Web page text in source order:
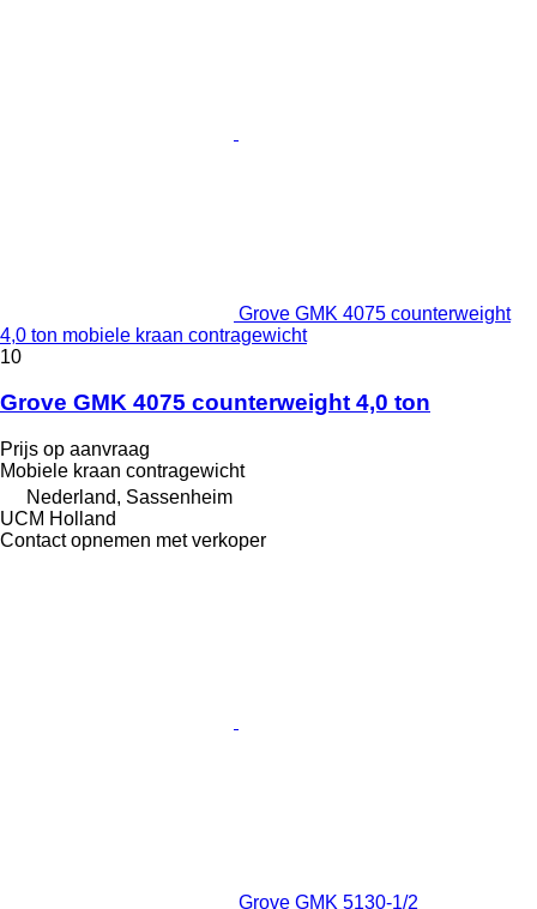
Grove GMK 4075 counterweight
4,0 ton mobiele kraan contragewicht
10
Grove GMK 4075 counterweight 4,0 ton
Prijs op aanvraag
Mobiele kraan contragewicht
Nederland, Sassenheim
UCM Holland
Contact opnemen met verkoper
Grove GMK 5130-1/2